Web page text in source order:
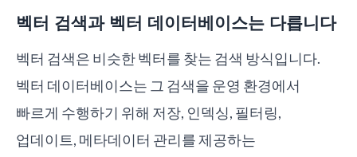
벡터 검색과 벡터 데이터베이스는 다릅니다
벡터 검색은 비슷한 벡터를 찾는 검색 방식입니다.
벡터 데이터베이스는 그 검색을 운영 환경에서
빠르게 수행하기 위해 저장, 인덱싱, 필터링,
업데이트, 메타데이터 관리를 제공하는